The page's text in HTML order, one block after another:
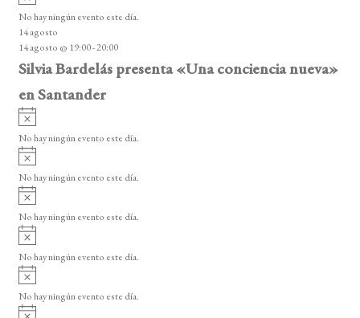
o
v
i
s
o
No hay ningún evento este día.
14 agosto
14 agosto @ 19:00-20:00
Silvia Bardelás presenta «Una conciencia nueva»
en Santander
A
v
i
o
No hay ningún evento este día.
A
v
i
o
No hay ningún evento este día.
A
v
i
o
No hay ningún evento este día.
A
v
i
o
No hay ningún evento este día.
A
v
i
No hay ningún evento este día.
A